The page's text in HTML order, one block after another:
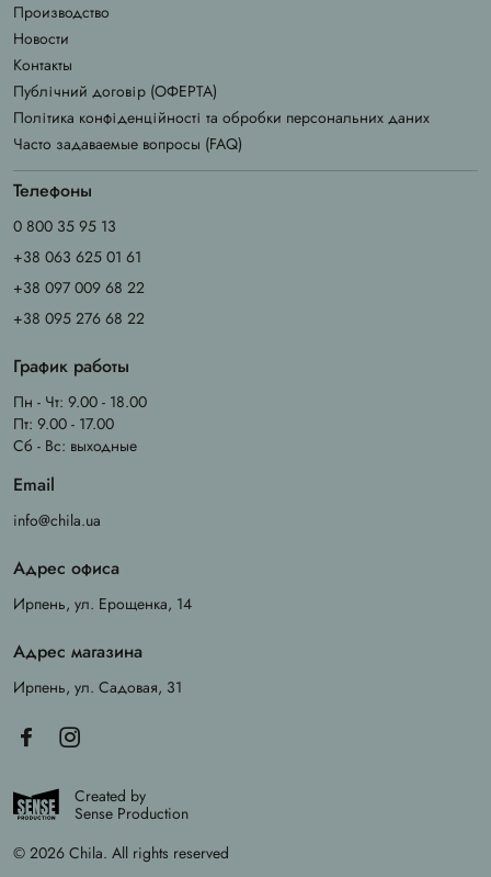
Производство
Новости
Контакты
Публічний договір (ОФЕРТА)
Політика конфіденційності та обробки персональних даних
Часто задаваемые вопросы (FAQ)
Телефоны
0 800 35 95 13
+38 063 625 01 61
+38 097 009 68 22
+38 095 276 68 22
График работы
Пн - Чт: 9.00 - 18.00
Пт: 9.00 - 17.00
Сб - Вс: выходные
Email
info@chila.ua
Адрес офиса
Ирпень, ул. Ерощенка, 14
Адрес магазина
Ирпень, ул. Садовая, 31
Created by
Sense Production
© 2026 Chila. All rights reserved